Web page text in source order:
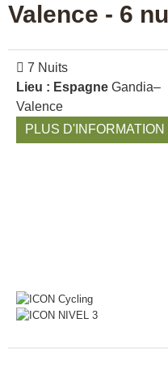
Valence - 6
7 Nuits
Lieu : Espagne Gandia–
Valence
PLUS D'INFORMATION